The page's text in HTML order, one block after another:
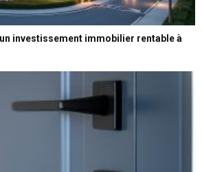
investissement immobilier rentable à